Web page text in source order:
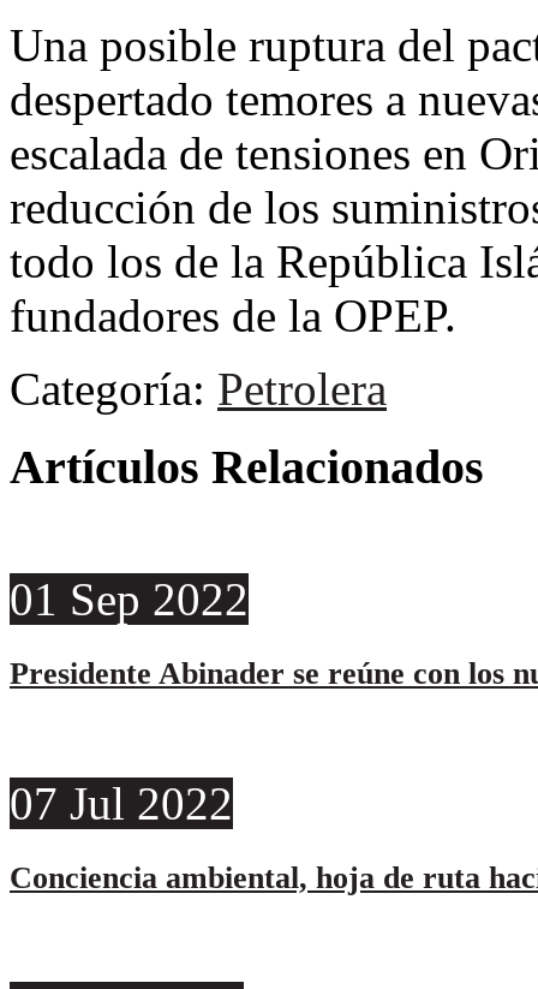
Una posible ruptura del
despertado temores a
escalada de tensiones en
reducción de los
todo los de la República
fundadores de la OPEP.
Categoría: Petrolera
Artículos Relacionados
01 Sep 2022
Presidente Abinader se reúne con los
07 Jul 2022
Conciencia ambiental, hoja de ruta